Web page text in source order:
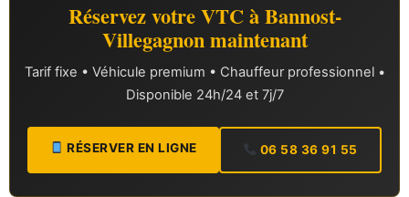
Réservez votre VTC à Bannost-
Villegagnon maintenant
Tarif fixe • Véhicule premium • Chauffeur professionnel •
Disponible 24h/24 et 7j/7
RÉSERVER EN LIGNE 06 58 36 91 55